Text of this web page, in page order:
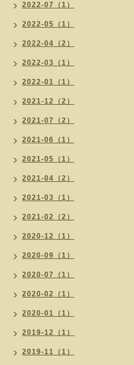
2022-07（1）
2022-05（1）
2022-04（2）
2022-03（1）
2022-01（1）
2021-12（2）
2021-07（2）
2021-06（1）
2021-05（1）
2021-04（2）
2021-03（1）
2021-02（2）
2020-12（1）
2020-09（1）
2020-07（1）
2020-02（1）
2020-01（1）
2019-12（1）
2019-11（1）